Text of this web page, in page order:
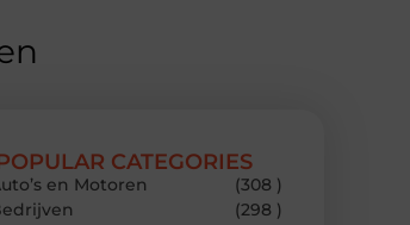
CATEGORIES
en Motoren
(308 )
(298 )